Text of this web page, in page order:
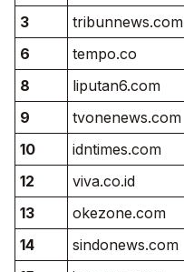
3 tribunnews.com
6
tempo.co
8
liputan6.com
9
tvonenews.com
10
idntimes.com
12
viva.co.id
13
okezone.com
14
sindonews.com